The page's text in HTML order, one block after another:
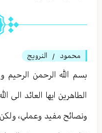
محمود / النرويج
بسم الله الرحمن
الطاهرين ايها العائد الى
ونصائح مفيد وعملي،